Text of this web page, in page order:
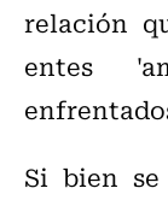
relación
entes
Si bien se